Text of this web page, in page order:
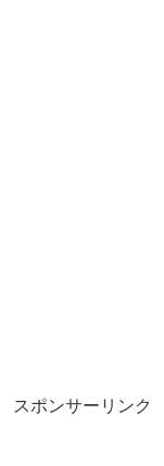
スポンサーリンク